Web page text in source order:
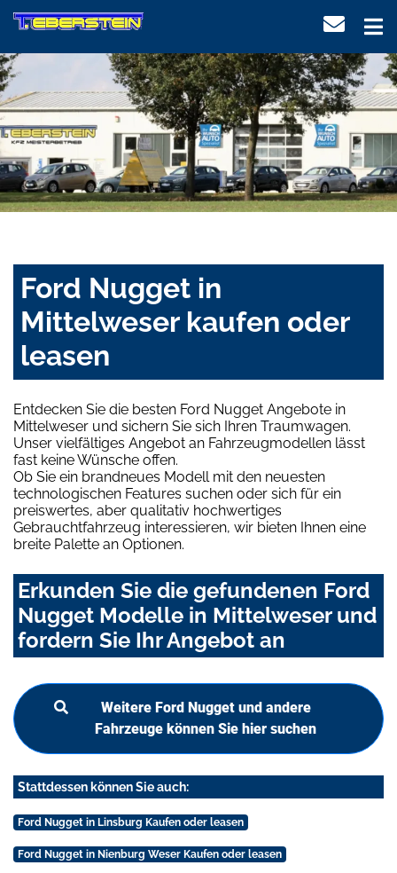
Ford Nugget in
Mittelweser kaufen oder
leasen
Entdecken Sie die besten Ford Nugget Angebote in
Mittelweser und sichern Sie sich Ihren Traumwagen.
Unser vielfältiges Angebot an Fahrzeugmodellen lässt
fast keine Wünsche offen.
Ob Sie ein brandneues Modell mit den neuesten
technologischen Features suchen oder sich für ein
preiswertes, aber qualitativ hochwertiges
Gebrauchtfahrzeug interessieren, wir bieten Ihnen eine
breite Palette an Optionen.
Erkunden Sie die gefundenen Ford
Nugget Modelle in Mittelweser und
fordern Sie Ihr Angebot an
Weitere Ford Nugget und andere
Fahrzeuge können Sie hier suchen
Stattdessen können Sie auch:
Ford Nugget in Linsburg Kaufen oder leasen
Ford Nugget in Nienburg Weser Kaufen oder leasen